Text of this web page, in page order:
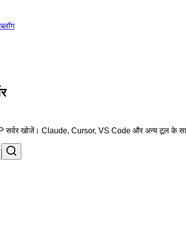
ब्लॉग
सर्वर खोजें। Claude, Cursor, VS Code और अन्य टूल के